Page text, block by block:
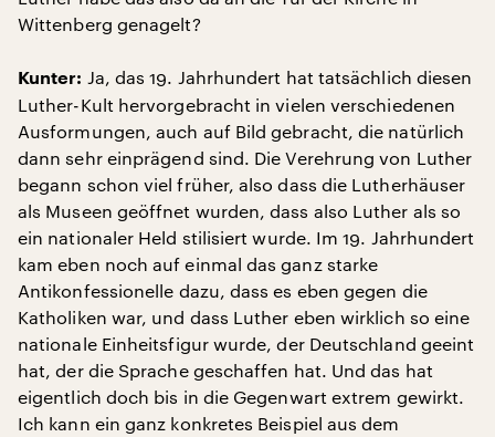
Wittenberg genagelt?
Kunter: Ja, das 19. Jahrhundert hat tatsächlich diesen
Luther-Kult hervorgebracht in vielen verschiedenen
Ausformungen, auch auf Bild gebracht, die natürlich
dann sehr einprägend sind. Die Verehrung von Luther
begann schon viel früher, also dass die Lutherhäuser
als Museen geöffnet wurden, dass also Luther als so
ein nationaler Held stilisiert wurde. Im 19. Jahrhundert
kam eben noch auf einmal das ganz starke
Antikonfessionelle dazu, dass es eben gegen die
Katholiken war, und dass Luther eben wirklich so eine
nationale Einheitsfigur wurde, der Deutschland geeint
hat, der die Sprache geschaffen hat. Und das hat
eigentlich doch bis in die Gegenwart extrem gewirkt.
Ich kann ein ganz konkretes Beispiel aus dem